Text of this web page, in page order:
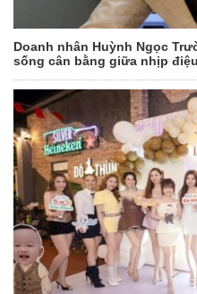
Doanh nhân Huỳnh Ngọc
sống cân bằng giữa nhịp